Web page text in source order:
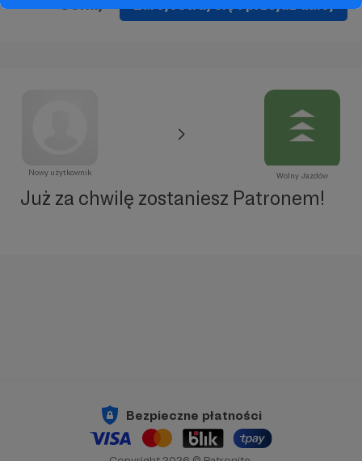
Zarejestruj się i przejdź dalej
Nowy użytkownik Wolny Jazdów
Już za chwilę zostaniesz Patronem!
Bezpieczne płatności